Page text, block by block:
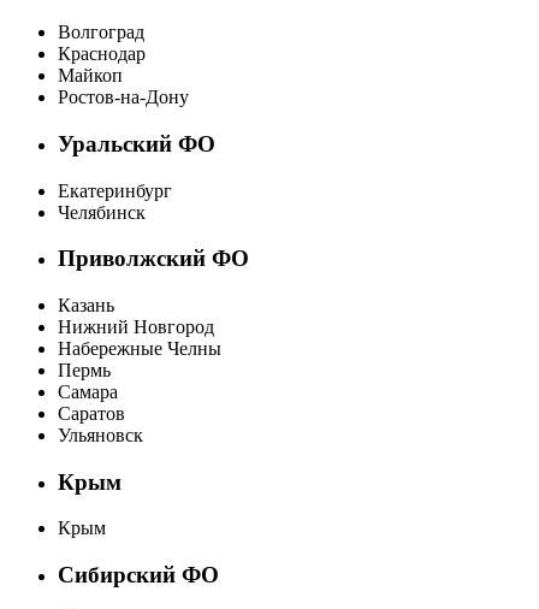
Волгоград
Краснодар
Майкоп
Ростов-на-Дону
Уральский ФО
Екатеринбург
Челябинск
Приволжский ФО
Казань
Нижний Новгород
Набережные Челны
Пермь
Самара
Саратов
Ульяновск
Крым
Крым
Сибирский ФО